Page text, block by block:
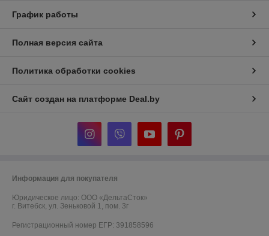
График работы
Полная версия сайта
Политика обработки cookies
Сайт создан на платформе Deal.by
Информация для покупателя
Юридическое лицо: ООО «ДельтаСток»
г. Витебск, ул. Зеньковой 1, пом. 3г
Регистрационный номер ЕГР: 391858596